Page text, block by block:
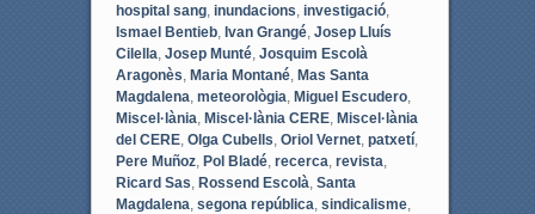
hospital sang, inundacions, investigació,
Ismael Bentieb, Ivan Grangé, Josep Lluís
Cilella, Josep Munté, Josquim Escolà
Aragonès, Maria Montané, Mas Santa
Magdalena, meteorològia, Miguel Escudero,
Miscel·lània, Miscel·lània CERE, Miscel·lània
del CERE, Olga Cubells, Oriol Vernet, patxetí,
Pere Muñoz, Pol Bladé, recerca, revista,
Ricard Sas, Rossend Escolà, Santa
Magdalena, segona república, sindicalisme,